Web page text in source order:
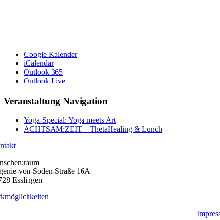
Google Kalender
iCalendar
Outlook 365
Outlook Live
Veranstaltung Navigation
Yoga-Special: Yoga meets Art
ACHTSAM:ZEIT – ThetaHealing & Lunch
von-Soden-Straße 16A
Esslingen